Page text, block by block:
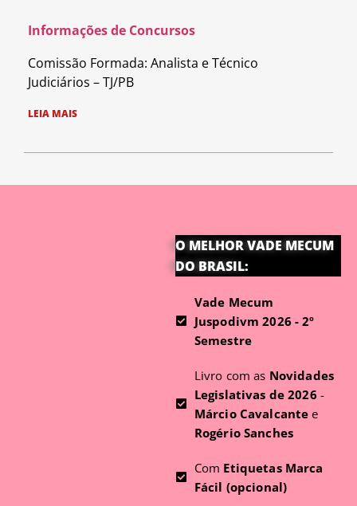
Informações de Concursos
Comissão Formada: Analista e Técnico
Judiciários – TJ/PB
LEIA MAIS
O MELHOR VADE MECUM
DO BRASIL:
Vade Mecum
Juspodivm 2026 - 2º
Semestre
Livro com as Novidades
Legislativas de 2026 -
Márcio Cavalcante e
Rogério Sanches
Com Etiquetas Marca
Fácil (opcional)